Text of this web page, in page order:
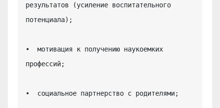
результатов (усиление воспитательного
потенциала);
•  мотивация к получению наукоемких
профессий;
•  социальное партнерство с родителями;